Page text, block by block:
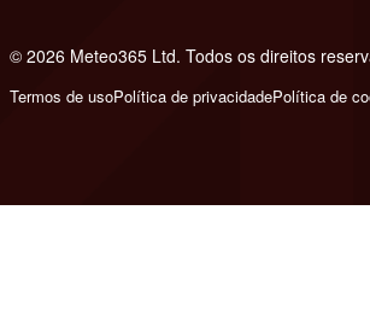
© 2026 Meteo365 Ltd. Todos os direitos
Termos de usoPolítica de privacidadePolítica de